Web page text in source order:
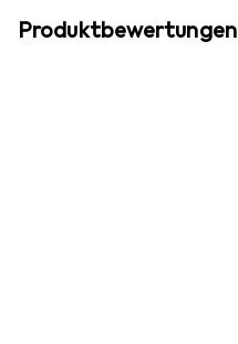
Produktbewertungen